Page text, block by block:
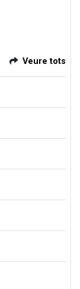
Veure tots